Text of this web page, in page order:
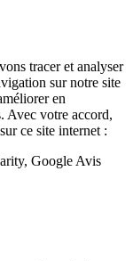
tracer et analyser
sur notre site
en
Avec votre accord,
ce site internet :
Google Avis